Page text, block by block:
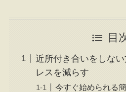
目
近所付き合いをしな
レスを減らす
今すぐ始められる